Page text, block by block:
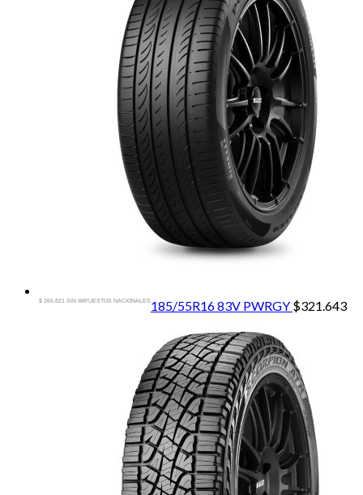
185/55R16 83V PWRGY $321.643
$ 265.821 SIN IMPUESTOS NACIONALES